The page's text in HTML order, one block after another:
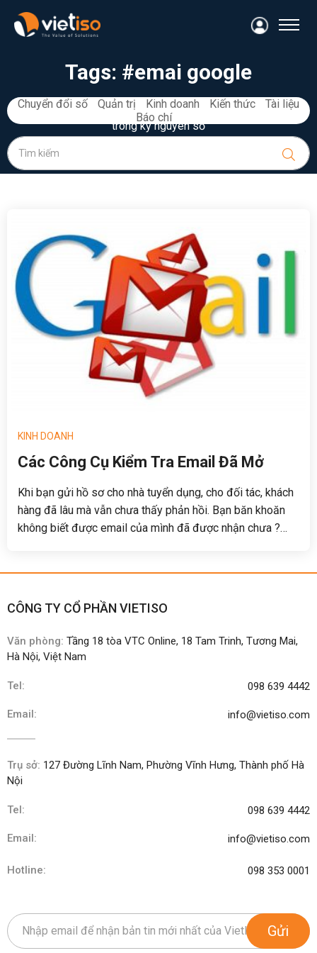
Tags: #emai google
Kiến thức, kinh nghiệm và tài liệu quản trị, kinh doanh du lịch
trong kỷ nguyên số
Chuyển đổi số Quản trị Kinh doanh Kiến thức
Tài liệu
Báo chí
KINH DOANH
Các Công Cụ Kiểm Tra Email Đã Mở
Khi bạn gửi hồ sơ cho nhà tuyển dụng, cho đối tác, khách
hàng đã lâu mà vẫn chưa thấy phản hồi. Bạn băn khoăn
không biết được email của mình đã được nhận chưa ?
email của bạn đã được đọc hay chưa và đọc bao nhiêu
lần email của bạn.
CÔNG TY CỔ PHẦN VIETISO
Văn phòng: Tầng 18 tòa VTC Online, 18 Tam Trinh, Tương Mai,
Hà Nội, Việt Nam
Tel: 098 639 4442
Email: info@vietiso.com
Trụ sở: 127 Đường Lĩnh Nam, Phường Vĩnh Hưng, Thành phố Hà
Nội
Tel: 098 639 4442
Email: info@vietiso.com
Hotline: 098 353 0001
Gửi